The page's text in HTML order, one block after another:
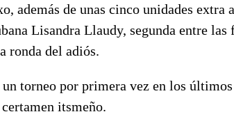
además de unas cinco unidades extra
Lisandra Llaudy, segunda entre las
ronda del adiós.
torneo por primera vez en los últimos
itsmeño.